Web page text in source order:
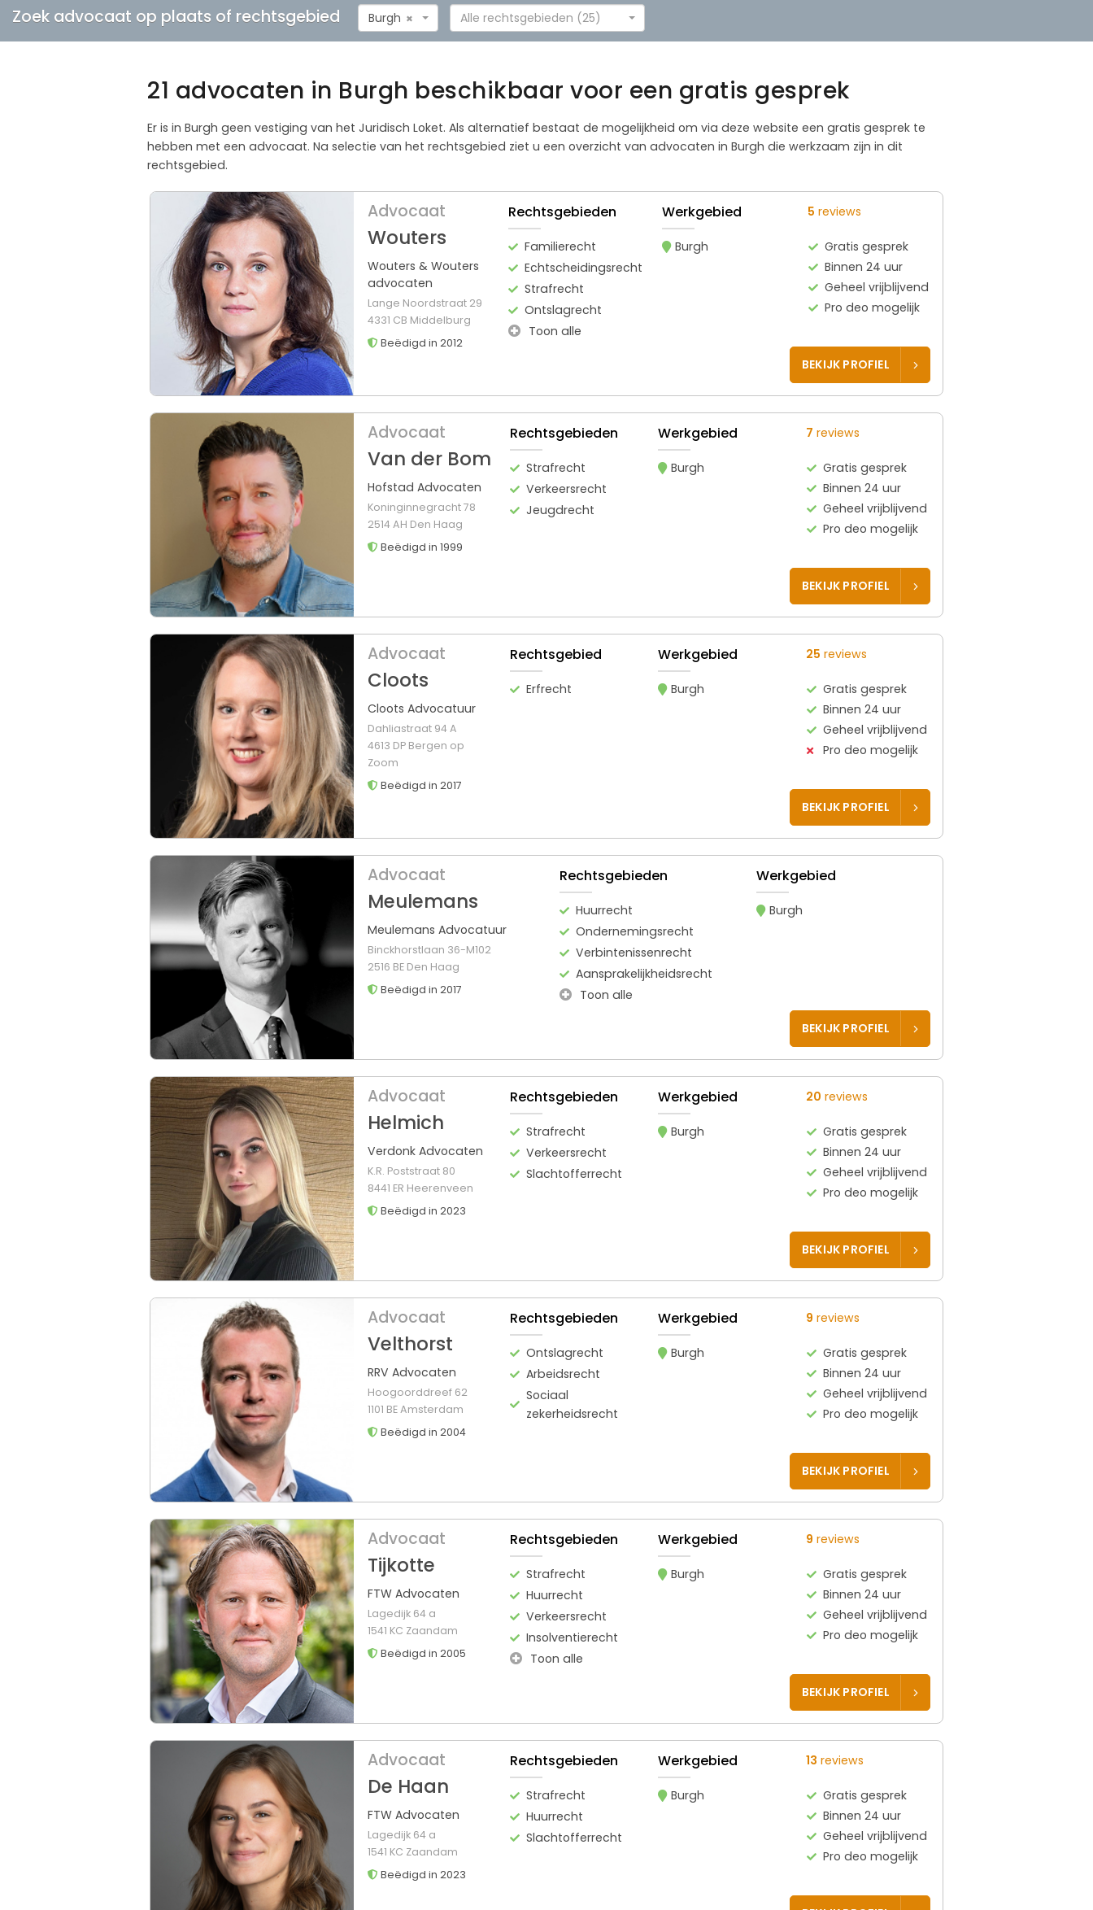
Zoek advocaat op plaats of rechtsgebied ×
Burgh Alle rechtsgebieden (25)
21 advocaten in Burgh beschikbaar voor een gratis gesprek
Er is in Burgh geen vestiging van het Juridisch Loket. Als alternatief bestaat de mogelijkheid om via deze website een gratis gesprek te
hebben met een advocaat. Na selectie van het rechtsgebied ziet u een overzicht van advocaten in Burgh die werkzaam zijn in dit
rechtsgebied.
Advocaat
Wouters
Wouters & Wouters
advocaten
Lange Noordstraat 29
4331 CB Middelburg
Beëdigd in 2012
Rechtsgebieden
Familierecht
Echtscheidingsrecht
Strafrecht
Ontslagrecht
Toon alle
Werkgebied
Burgh
5 reviews
Gratis gesprek
Binnen 24 uur
Geheel vrijblijvend
Pro deo mogelijk
BEKIJK PROFIEL
Advocaat
Van der Bom
Hofstad Advocaten
Koninginnegracht 78
2514 AH Den Haag
Beëdigd in 1999
Rechtsgebieden
Strafrecht
Verkeersrecht
Jeugdrecht
Werkgebied
Burgh
7 reviews
Gratis gesprek
Binnen 24 uur
Geheel vrijblijvend
Pro deo mogelijk
BEKIJK PROFIEL
Advocaat
Cloots
Cloots Advocatuur
Dahliastraat 94 A
4613 DP Bergen op
Zoom
Beëdigd in 2017
Rechtsgebied
Erfrecht
Werkgebied
Burgh
25 reviews
Gratis gesprek
Binnen 24 uur
Geheel vrijblijvend
Pro deo mogelijk
BEKIJK PROFIEL
Advocaat
Meulemans
Meulemans Advocatuur
Binckhorstlaan 36-M102
2516 BE Den Haag
Beëdigd in 2017
Rechtsgebieden
Huurrecht
Ondernemingsrecht
Verbintenissenrecht
Aansprakelijkheidsrecht
Toon alle
Werkgebied
Burgh
BEKIJK PROFIEL
Advocaat
Helmich
Verdonk Advocaten
K.R. Poststraat 80
8441 ER Heerenveen
Beëdigd in 2023
Rechtsgebieden
Strafrecht
Verkeersrecht
Slachtofferrecht
Werkgebied
Burgh
20 reviews
Gratis gesprek
Binnen 24 uur
Geheel vrijblijvend
Pro deo mogelijk
BEKIJK PROFIEL
Advocaat
Velthorst
RRV Advocaten
Hoogoorddreef 62
1101 BE Amsterdam
Beëdigd in 2004
Rechtsgebieden
Ontslagrecht
Arbeidsrecht
Sociaal
zekerheidsrecht
Werkgebied
Burgh
9 reviews
Gratis gesprek
Binnen 24 uur
Geheel vrijblijvend
Pro deo mogelijk
BEKIJK PROFIEL
Advocaat
Tijkotte
FTW Advocaten
Lagedijk 64 a
1541 KC Zaandam
Beëdigd in 2005
Rechtsgebieden
Strafrecht
Huurrecht
Verkeersrecht
Insolventierecht
Toon alle
Werkgebied
Burgh
9 reviews
Gratis gesprek
Binnen 24 uur
Geheel vrijblijvend
Pro deo mogelijk
BEKIJK PROFIEL
Advocaat
De Haan
FTW Advocaten
Lagedijk 64 a
1541 KC Zaandam
Beëdigd in 2023
Rechtsgebieden
Strafrecht
Huurrecht
Slachtofferrecht
Werkgebied
Burgh
13 reviews
Gratis gesprek
Binnen 24 uur
Geheel vrijblijvend
Pro deo mogelijk